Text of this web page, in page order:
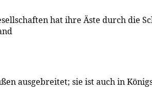
hat ihre Äste durch die
ausgebreitet; sie ist auch in